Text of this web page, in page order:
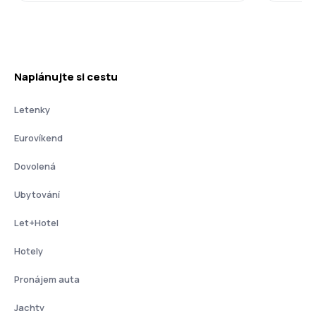
Naplánujte si cestu
Letenky
Eurovíkend
Dovolená
Ubytování
Let+Hotel
Hotely
Pronájem auta
Jachty